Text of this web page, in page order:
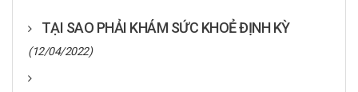
TẠI SAO PHẢI KHÁM SỨC KHOẺ ĐỊNH KỲ
(12/04/2022)